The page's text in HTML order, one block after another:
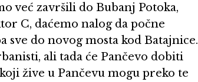
već završili do Bubanj Potoka,
C, daćemo nalog da počne
sve do novog mosta kod Batajnice.
ali tada će Pančevo dobiti
žive u Pančevu mogu preko te